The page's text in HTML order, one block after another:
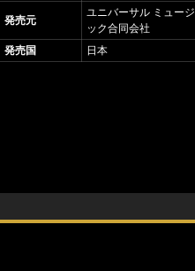
発売元
ユニバーサル ミュージ
ック合同会社
発売国
日本